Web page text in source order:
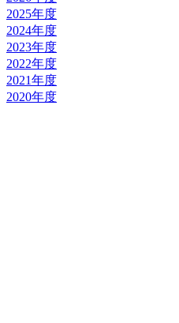
2025年度
2024年度
2023年度
2022年度
2021年度
2020年度